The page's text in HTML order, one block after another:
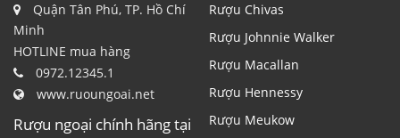
Quận Tân Phú, TP. Hồ Chí
Minh
HOTLINE mua hàng
0972.12345.1
www.ruoungoai.net
Rượu ngoại chính hãng tại
Rượu Chivas
Rượu Johnnie Walker
Rượu Macallan
Rượu Hennessy
Rượu Meukow